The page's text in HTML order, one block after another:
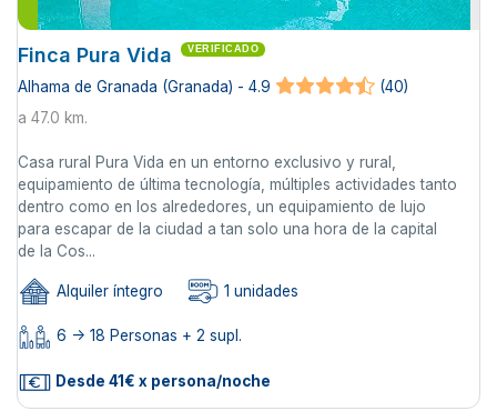
Finca Pura Vida VERIFICADO
Alhama de Granada (Granada) - 4.9
(40)
a 47.0 km.
Casa rural Pura Vida en un entorno exclusivo y rural,
equipamiento de última tecnología, múltiples actividades tanto
dentro como en los alrededores, un equipamiento de lujo
para escapar de la ciudad a tan solo una hora de la capital
de la Cos...
Alquiler íntegro 1 unidades
6 -> 18 Personas + 2 supl.
Desde 41€ x persona/noche